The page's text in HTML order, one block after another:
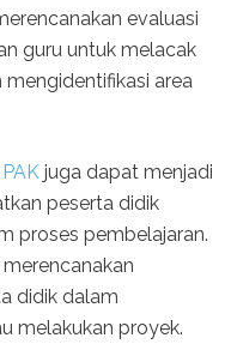
evaluasi
guru untuk melacak
area
juga dapat menjadi
peserta didik
proses pembelajaran.
didik dalam
melakukan proyek.